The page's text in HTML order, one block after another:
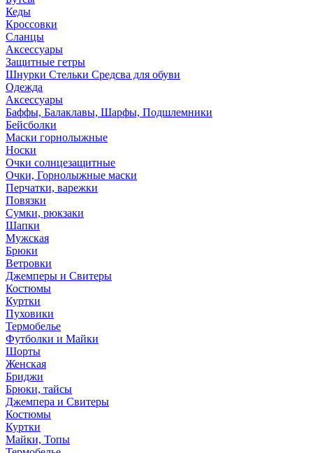
Кеды
Кроссовки
Сланцы
Аксессуары
Защитные гетры
Шнурки Стельки Средсва для обуви
Одежда
Аксессуары
Баффы, Балаклавы, Шарфы, Подшлемники
Бейсболки
Маски горнолыжные
Носки
Очки солнцезащитные
Очки, Горнолыжные маски
Перчатки, варежки
Повязки
Сумки, рюкзаки
Шапки
Мужская
Брюки
Ветровки
Джемперы и Свитеры
Костюмы
Куртки
Пуховики
Термобелье
Футболки и Майки
Шорты
Женская
Бриджи
Брюки, тайсы
Джемпера и Свитеры
Костюмы
Куртки
Майки, Топы